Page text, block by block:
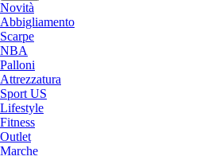
Novità
Abbigliamento
Scarpe
NBA
Palloni
Attrezzatura
Sport US
Lifestyle
Fitness
Outlet
Marche